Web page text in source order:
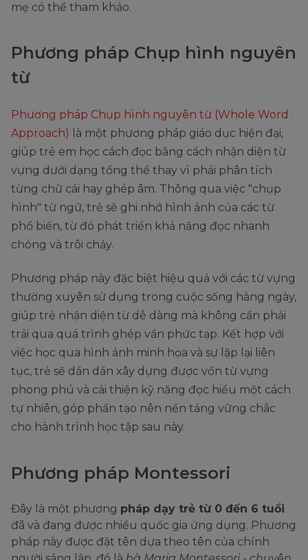
mẹ có thể tham khảo.
Phương pháp Chụp hình nguyên
từ
Phương pháp Chụp hình nguyên từ (Whole Word
Approach)
là một phương pháp giáo dục hiện đại,
giúp trẻ em học cách đọc bằng cách nhận diện từ
vựng dưới dạng tổng thể thay vì phải phân tích
từng chữ cái hay ghép âm. Thông qua việc "chụp
hình" từ ngữ, trẻ sẽ ghi nhớ hình ảnh của các từ
phổ biến, từ đó phát triển khả năng đọc nhanh
chóng và trôi chảy.
Phương pháp này đặc biệt hiệu quả với các từ vựng
thường xuyên sử dụng trong cuộc sống hàng ngày,
giúp trẻ nhận diện từ dễ dàng mà không cần phải
trải qua quá trình ghép vần phức tạp. Kết hợp với
việc học qua hình ảnh minh họa và sự lặp lại liên
tục, trẻ sẽ dần dần xây dựng được vốn từ vựng
phong phú và cải thiện kỹ năng đọc hiểu một cách
tự nhiên, góp phần tạo nên nền tảng vững chắc
cho hành trình học tập sau này.
Phương pháp Montessori
Đây là một phương pháp dạy trẻ từ 0 đến 6 tuổi
đã và đang được nhiều quốc gia ứng dụng. Phương
pháp này được đặt tên dựa theo tên của chính